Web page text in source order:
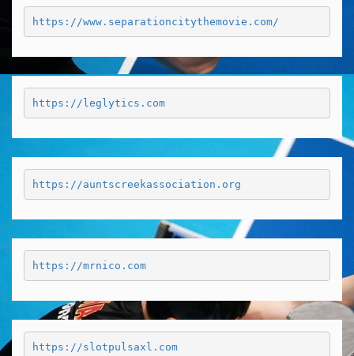
https://www.separationcitythemovie.com/
https://leglytics.com
https://auntscreekassociation.org
https://mrnico.com
https://slotpulsaxl.com